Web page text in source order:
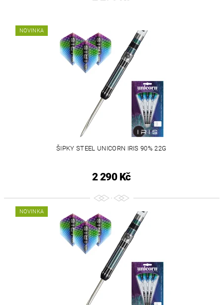
NOVINKA
ŠIPKY STEEL UNICORN IRIS 90% 22G
2 290 Kč
NOVINKA